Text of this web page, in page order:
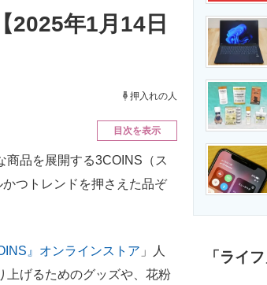
エネルギーの専門メディア
2025年1月14日
押入れの人
目次を表示
品を展開する3COINS（ス
つトレンドを押さえた品ぞ
』オンラインストア 」人
上げるためのグッズや、花粉
「ライ